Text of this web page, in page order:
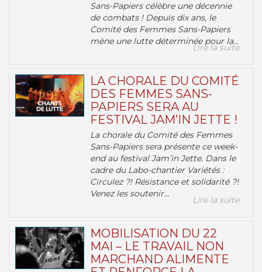
Sans-Papiers célèbre une décennie
de combats ! Depuis dix ans, le
Comité des Femmes Sans-Papiers
mène une lutte déterminée pour la...
Lire la suite
LA CHORALE DU COMITÉ
DES FEMMES SANS-
PAPIERS SERA AU
FESTIVAL JAM’IN JETTE !
La chorale du Comité des Femmes
Sans-Papiers sera présente ce week-
end au festival Jam’in Jette. Dans le
cadre du Labo-chantier Variétés :
Circulez ?! Résistance et solidarité ?!
Venez les soutenir...
Lire la suite
MOBILISATION DU 22
MAI – LE TRAVAIL NON
MARCHAND ALIMENTE